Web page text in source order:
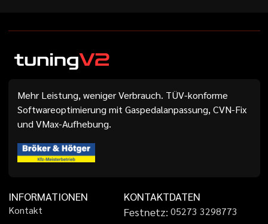
Mehr Leistung, weniger Verbrauch. TÜV-konforme
Softwareoptimierung mit Gaspedalanpassung, CVN-Fix
und VMax-Aufhebung.
INFORMATIONEN
Kontakt
KONTAKTDATEN
Festnetz: 05273 3298773